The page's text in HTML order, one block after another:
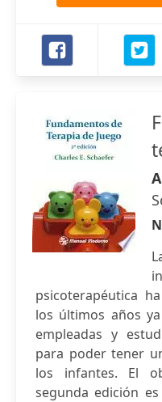
psicoterapéutica
los últimos años
empleadas y
para poder tener
los infantes. El
segunda edición